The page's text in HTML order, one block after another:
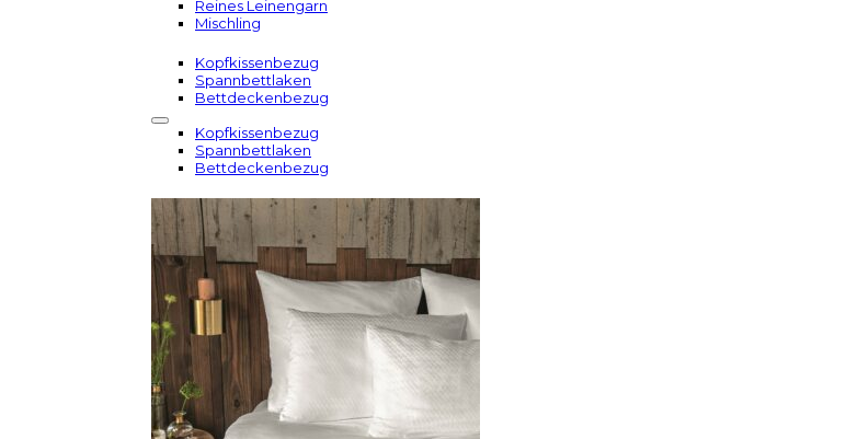
Reines Leinengarn
Mischling
Kopfkissenbezug
Spannbettlaken
Bettdeckenbezug
Kopfkissenbezug
Spannbettlaken
Bettdeckenbezug